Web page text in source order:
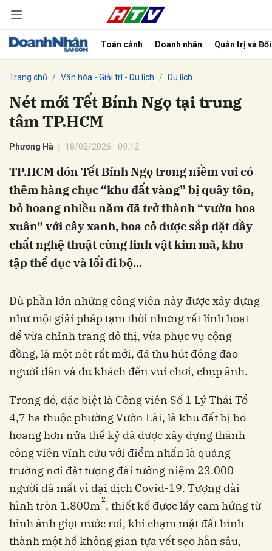
Toàn cảnh Doanh nhân Quản trị và
Trang chủ Văn hóa - Giải trí - Du lịch Du lịch
Nét mới Tết Bính Ngọ tại trung
tâm TP.HCM
Phương Hà 18/02/2026 - 09:12
TP.HCM đón Tết Bính Ngọ trong niềm vui có
thêm hàng chục “khu đất vàng” bị quây tôn,
bỏ hoang nhiều năm đã trở thành “vườn hoa
xuân” với cây xanh, hoa cỏ được sắp đặt đầy
chất nghệ thuật cùng linh vật kim mã, khu
tập thể dục và lối đi bộ...
Dù phần lớn những công viên này được xây dựng
như một giải pháp tạm thời nhưng rất linh hoạt
để vừa chỉnh trang đô thị, vừa phục vụ cộng
đồng, là một nét rất mới, đã thu hút đông đảo
người dân và du khách đến vui chơi, chụp ảnh.
Trong đó, đặc biệt là Công viên Số 1 Lý Thái Tổ
4,7 ha thuộc phường Vườn Lài, là khu đất bị bỏ
hoang hơn nửa thế kỷ đã được xây dựng thành
công viên vĩnh cửu với điểm nhấn là quảng
trường nơi đặt tượng đài tưởng niệm 23.000
người đã mất vì đại dịch Covid-19. Tượng đài
hình tròn 1.800m2, thiết kế được lấy cảm hứng từ
hình ảnh giọt nước rơi, khi chạm mặt đất hình
thành một hố không gian tựa vết sẹo hằn sâu,
Hủy